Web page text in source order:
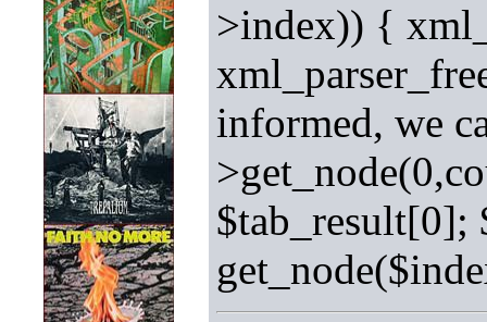
>index)) {
informed, we
$tab_result[0];